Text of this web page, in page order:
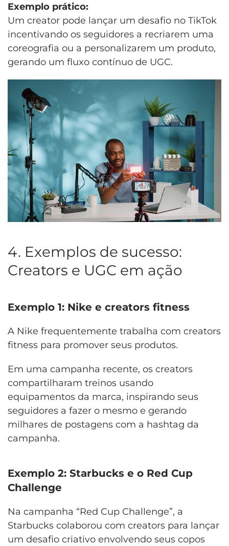
Exemplo prático:
Um creator pode lançar um desafio no TikTok
incentivando os seguidores a recriarem uma
coreografia ou a personalizarem um produto,
gerando um fluxo contínuo de UGC.
4. Exemplos de sucesso:
Creators e UGC em ação
Exemplo 1: Nike e creators fitness
A Nike frequentemente trabalha com creators
fitness para promover seus produtos.
Em uma campanha recente, os creators
compartilharam treinos usando
equipamentos da marca, inspirando seus
seguidores a fazer o mesmo e gerando
milhares de postagens com a hashtag da
campanha.
Exemplo 2: Starbucks e o Red Cup
Challenge
Na campanha “Red Cup Challenge”, a
Starbucks colaborou com creators para lançar
um desafio criativo envolvendo seus copos